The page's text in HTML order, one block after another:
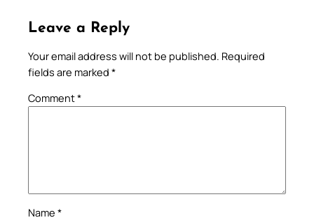
Leave a Reply
Your email address will not be published. Required
fields are marked *
Comment*
Name *